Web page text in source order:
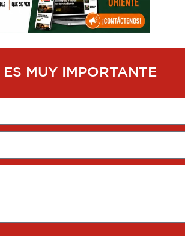
MUY IMPORTANTE